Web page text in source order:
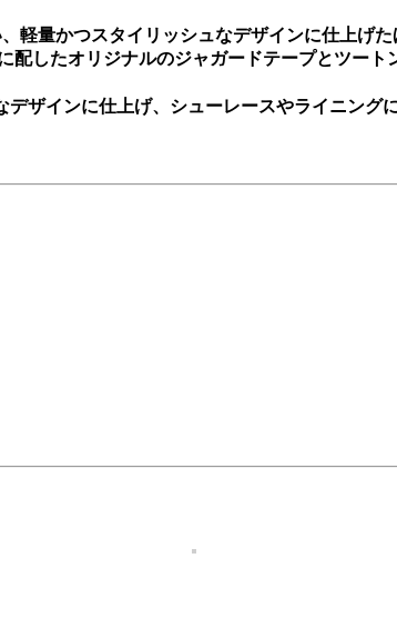
軽量かつスタイリッシュなデザインに仕上げ
したオリジナルのジャガードテープとツート
ザインに仕上げ、シューレースやライニング